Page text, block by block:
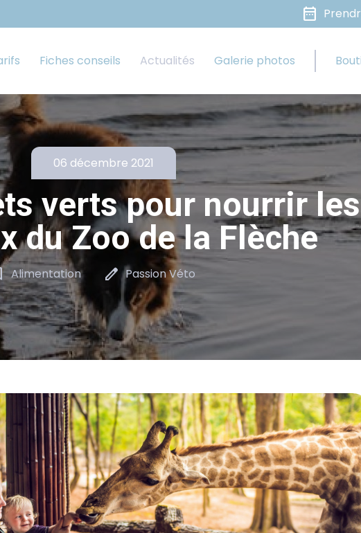
date_range
Fiches conseils Actualités Galerie photos
06 décembre 2021
verts pour nourrir les
du Zoo de la Flèche
Alimentation edit Passion Véto